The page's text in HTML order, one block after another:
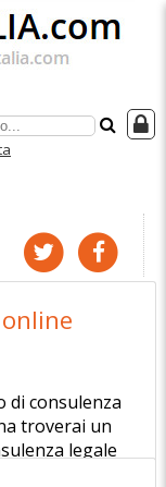
di consulenza
troverai un
legale